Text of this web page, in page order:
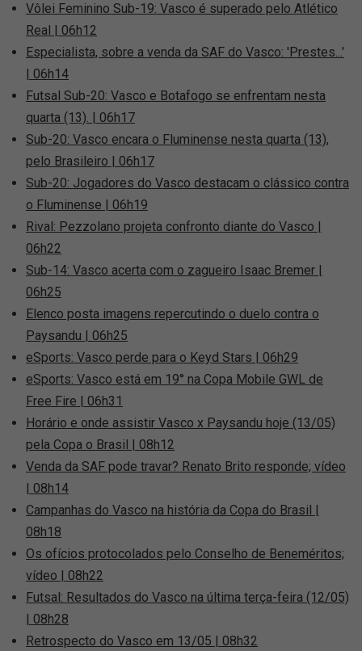
Vôlei Feminino Sub-19: Vasco é superado pelo Atlético
Real | 06h12
Especialista, sobre a venda da SAF do Vasco: 'Prestes...'
| 06h14
Futsal Sub-20: Vasco e Botafogo se enfrentam nesta
quarta (13). | 06h17
Sub-20: Vasco encara o Fluminense nesta quarta (13),
pelo Brasileiro | 06h17
Sub-20: Jogadores do Vasco destacam o clássico contra
o Fluminense | 06h19
Rival: Pezzolano projeta confronto diante do Vasco |
06h22
Sub-14: Vasco acerta com o zagueiro Isaac Bremer |
06h25
Elenco posta imagens repercutindo o duelo contra o
Paysandu | 06h25
eSports: Vasco perde para o Keyd Stars | 06h29
eSports: Vasco está em 19° na Copa Mobile GWL de
Free Fire | 06h31
Horário e onde assistir Vasco x Paysandu hoje (13/05)
pela Copa o Brasil | 08h12
Venda da SAF pode travar? Renato Brito responde; vídeo
| 08h14
Campanhas do Vasco na história da Copa do Brasil |
08h18
Os ofícios protocolados pelo Conselho de Beneméritos;
vídeo | 08h22
Futsal: Resultados do Vasco na última terça-feira (12/05)
| 08h28
Retrospecto do Vasco em 13/05 | 08h32